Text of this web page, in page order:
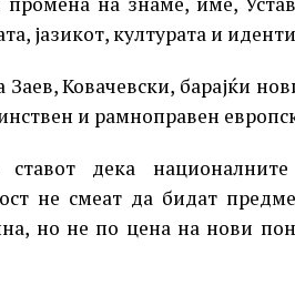
јазикот, културата и
Ковачевски, барајќи
и рамноправен
дека националните
не смеат да бидат
но не по цена на нови